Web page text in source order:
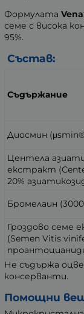
Формулата
семе с висока
95%.
Състав:
Съдържание
Диосмин
Центела
екстракт
20%
Бромелаин
Гроздово семе
(Semen Vitis
Не съдържа
консерванти.
Помощни